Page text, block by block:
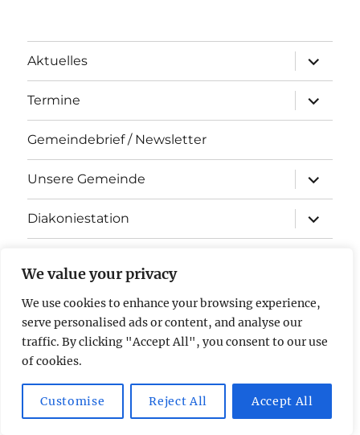
We value your privacy
We use cookies to enhance your browsing experience,
serve personalised ads or content, and analyse our
traffic. By clicking "Accept All", you consent to our use
of cookies.
Customise Reject All Accept All
Aktuelles
öffnen
Termine
öffnen
Gemeindebrief / Newsletter
Unsere Gemeinde
öffnen
Diakoniestation
öffnen
Kontakt
Impressum & Datenschutz
Evangelische Kirchengemeinde Stockstadt am Rhein
Mit
Stolz präsentiert von WordPress